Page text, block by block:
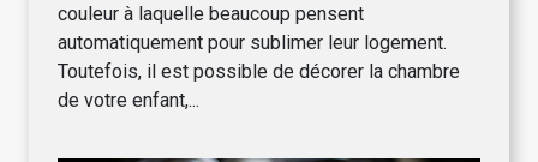
couleur à laquelle beaucoup pensent
automatiquement pour sublimer leur logement.
Toutefois, il est possible de décorer la chambre
de votre enfant,...